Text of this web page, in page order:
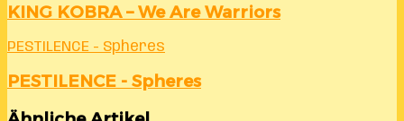
KING KOBRA – We Are Warriors
PESTILENCE - Spheres
PESTILENCE - Spheres